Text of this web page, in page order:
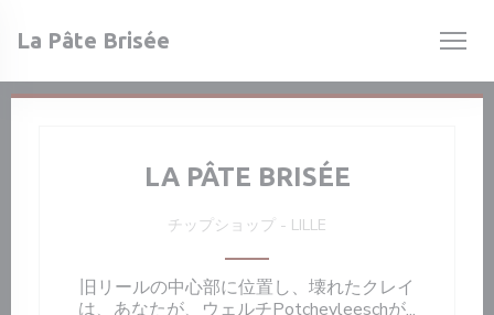
La Pâte Brisée
LA PÂTE BRISÉE
チップショップ - LILLE
旧リールの中心部に位置し、壊れたクレイ
は、あなたが、ウェルチPotchevleeschが...